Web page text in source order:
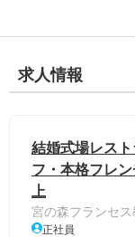
求人情報
結婚式場レス
フ・本格フレ
上
宮の森フランセス
正社員